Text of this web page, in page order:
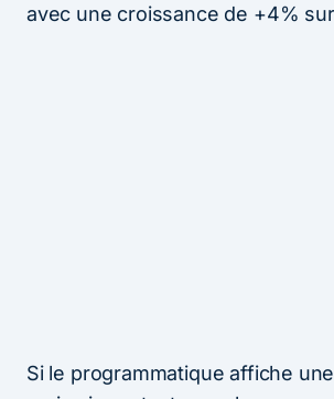
avec une croissance de +4% sur
Si le programmatique affiche